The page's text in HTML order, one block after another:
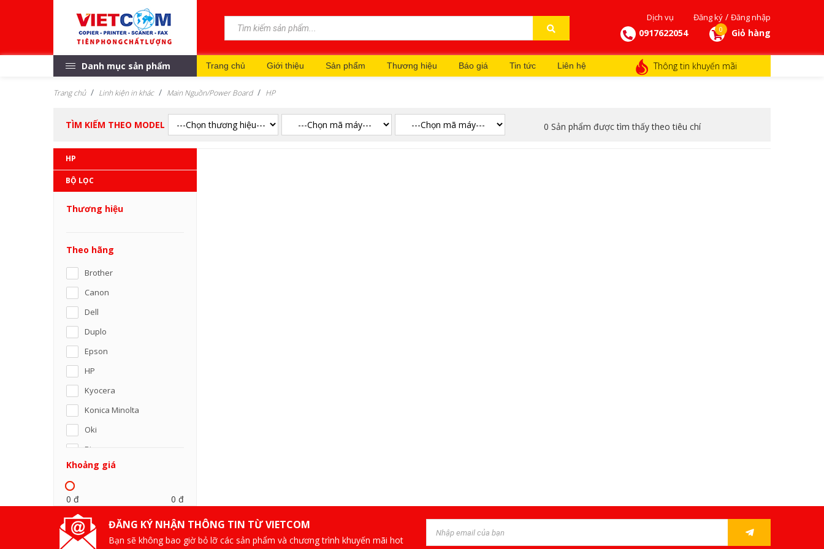
Dịch vụ Đăng ký / Đăng nhập
0917622054 0 Giỏ hàng
Danh mục sản phẩm Trang chủ Giới thiệu Sản phẩm Thương hiệu Báo giá Tin tức Liên hệ Thông tin khuyến mãi
Trang chủ Linh kiện in khác Main Nguồn/Power Board HP
TÌM KIẾM THEO MODEL 0 Sản phẩm được tìm thấy theo tiêu chí
HP
BỘ LỌC
Thương hiệu
Theo hãng
Brother
Canon
Dell
Duplo
Epson
HP
Kyocera
Konica Minolta
Oki
Riso
Panasonic
Ricoh
Sharp
Khoảng giá
0 đ 0 đ
ĐĂNG KÝ NHẬN THÔNG TIN TỪ VIETCOM
Bạn sẽ không bao giờ bỏ lỡ các sản phẩm và chương trình khuyến mãi hot